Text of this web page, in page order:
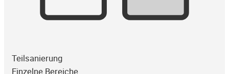
Teilsanierung
Einzelne Bereiche